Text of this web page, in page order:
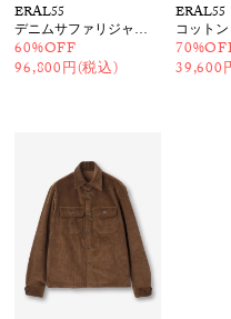
ERAL55
デニムサファリジャケット
60%OFF
96,800円(税込)
ERAL55
39,600